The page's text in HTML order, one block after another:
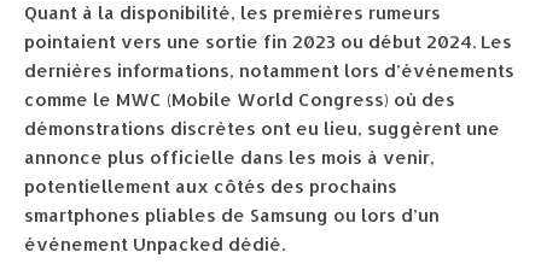
Quant à la disponibilité, les premières rumeurs
pointaient vers une sortie fin 2023 ou début 2024. Les
dernières informations, notamment lors d’événements
comme le MWC (Mobile World Congress) où des
démonstrations discrètes ont eu lieu, suggèrent une
annonce plus officielle dans les mois à venir,
potentiellement aux côtés des prochains
smartphones pliables de Samsung ou lors d’un
événement Unpacked dédié.